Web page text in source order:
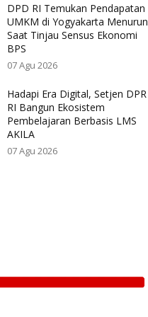
DPD RI Temukan Pendapatan
UMKM di Yogyakarta Menurun
Saat Tinjau Sensus Ekonomi
BPS
07 Agu 2026
Hadapi Era Digital, Setjen DPR
RI Bangun Ekosistem
Pembelajaran Berbasis LMS
AKILA
07 Agu 2026